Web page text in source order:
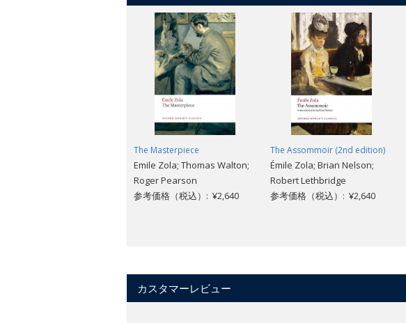
The Masterpiece
Emile Zola; Thomas Walton;
Roger Pearson
参考価格（税込）: ¥2,640
The Assommoir (2nd edition)
Émile Zola; Brian Nelson;
Robert Lethbridge
参考価格（税込）: ¥2,640
カスタマーレビュー